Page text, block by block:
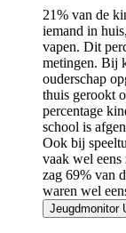
21% van de
iemand in
vapen. Dit
metingen. Bij
ouderschap
thuis gerookt
percentage
school is
Ook bij
vaak wel eens
zag 69% van
waren wel
Jeugdmonitor